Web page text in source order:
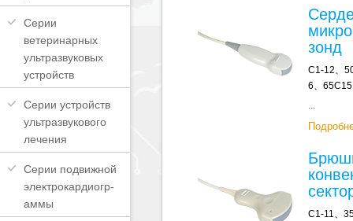
Серии
ветеринарных
ультразвуковых
устройств
Серии устройств
ультразвукового
лечения
Серии подвижной
электрокардиогр-
аммы
зонд
C1-12、
6、
...
C1-11、